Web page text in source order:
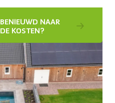
BENIEUWD NAAR
DE KOSTEN?